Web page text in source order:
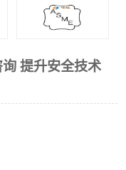
提升安全技术